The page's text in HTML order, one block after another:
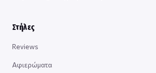
Στήλες
Reviews
Αφιερώματα